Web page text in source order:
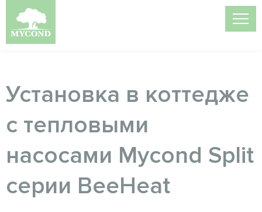
Установка в коттедже
с тепловыми
насосами Mycond Split
серии BeeHeat